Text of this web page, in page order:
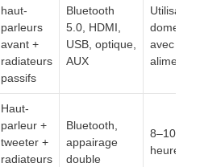
haut-
parleurs
avant +
radiateurs
passifs
Bluetooth
5.0, HDMI,
USB, optique,
AUX
Utilisation
avec
Haut-
parleur +
tweeter +
radiateurs
Bluetooth,
appairage
double
8–10+
heures